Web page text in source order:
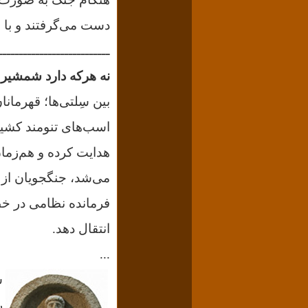
دست می‌گرفتند و
نه هرکه دارد
بین سِلتی‌ها؛
اسب‌های تنومند
هدایت کرده و
می‌شد، جنگجویان
فرمانده نظامی در
انتقال دهد.
...